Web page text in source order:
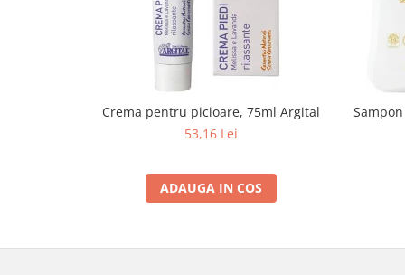
Crema pentru picioare, 75ml Argital
53,16 Lei
ADAUGA IN COS